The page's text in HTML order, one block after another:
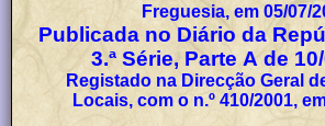
Freguesia, em 05/07/
Publicada no Diário da
3.ª Série, Parte A de
Registado na Direcção Geral
Locais, com o n.º 410/2001,